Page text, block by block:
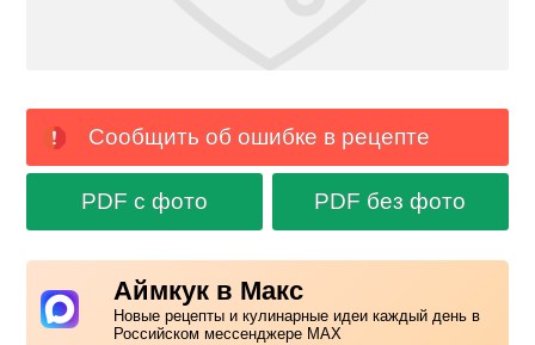
Сообщить об ошибке в рецепте
PDF с фото PDF без фото
Аймкук в Макс
Новые рецепты и кулинарные идеи каждый день в
Российском мессенджере MAX